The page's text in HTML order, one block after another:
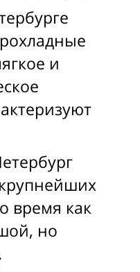
и
время как
но